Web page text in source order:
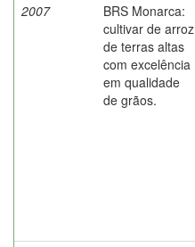
2007
BRS Monarca:
cultivar de arroz
de terras altas
com excelência
em qualidade
de grãos.